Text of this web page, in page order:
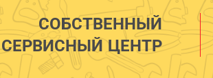
СОБСТВЕННЫЙ
СЕРВИСНЫЙ ЦЕНТР